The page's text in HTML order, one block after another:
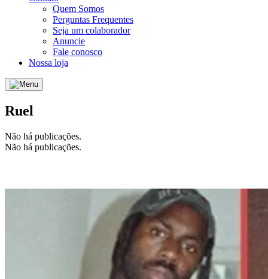
Quem Somos
Perguntas Frequentes
Seja um colaborador
Anuncie
Fale conosco
Nossa loja
Ruel
Não há publicações.
Não há publicações.